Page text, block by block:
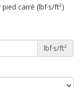
carré (lbf·s/ft²)
lbf·s/ft²